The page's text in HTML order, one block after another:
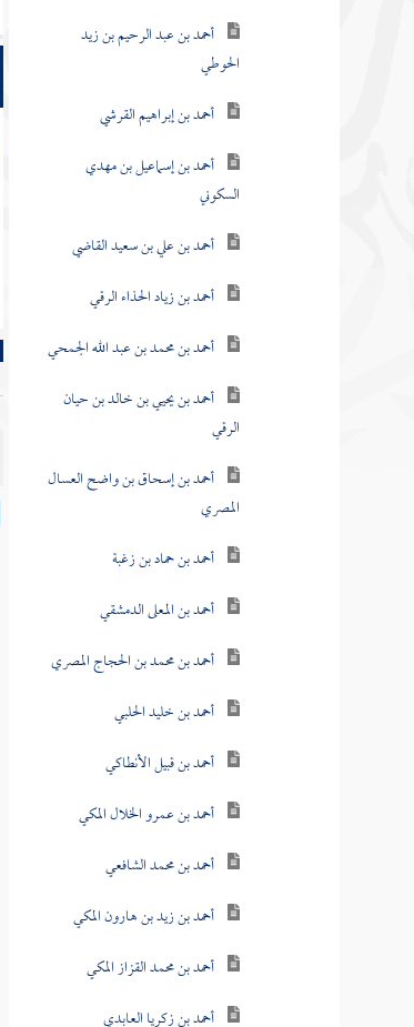
أحمد بن عبد الرحيم بن زيد
الحوطي
أحمد بن إبراهيم القرشي
أحمد بن إسماعيل بن مهدي
السكوني
أحمد بن علي بن سعيد القاضي
أحمد بن زياد الحذاء الرقي
أحمد بن محمد بن عبد الله الجمحي
أحمد بن يحيي بن خالد بن حيان
الرقي
أحمد بن إسحاق بن واضح العسال
المصري
أحمد بن حماد بن زغبة
أحمد بن المعلى الدمشقي
أحمد بن محمد بن الحجاج المصري
أحمد بن خليد الحلبي
أحمد بن قبيل الأنطاكي
أحمد بن عمرو الخلال المكي
أحمد بن محمد الشافعي
أحمد بن زيد بن هارون المكي
أحمد بن محمد القزاز المكي
أحمد بن زكريا العابدي